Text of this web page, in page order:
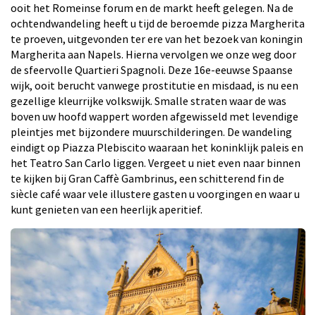
ooit het Romeinse forum en de markt heeft gelegen. Na de
ochtendwandeling heeft u tijd de beroemde pizza Margherita
te proeven, uitgevonden ter ere van het bezoek van koningin
Margherita aan Napels. Hierna vervolgen we onze weg door
de sfeervolle Quartieri Spagnoli. Deze 16e-eeuwse Spaanse
wijk, ooit berucht vanwege prostitutie en misdaad, is nu een
gezellige kleurrijke volkswijk. Smalle straten waar de was
boven uw hoofd wappert worden afgewisseld met levendige
pleintjes met bijzondere muurschilderingen. De wandeling
eindigt op Piazza Plebiscito waaraan het koninklijk paleis en
het Teatro San Carlo liggen. Vergeet u niet even naar binnen
te kijken bij Gran Caffè Gambrinus, een schitterend fin de
siècle café waar vele illustere gasten u voorgingen en waar u
kunt genieten van een heerlijk aperitief.